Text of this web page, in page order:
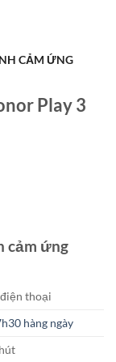
CẢM ỨNG
Play 3
cảm ứng
điện thoại
hàng ngày